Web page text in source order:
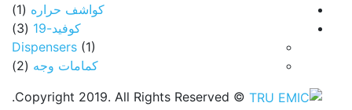
كواشف حراره (1)
كوفيد-19
(3)
Dispensers (1)
كمامات وجه (2)
© Copyright 2019. All Rights Reserved.